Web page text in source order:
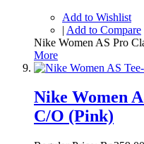
Add to Wishlist
| Add to Compare
Nike Women AS Pro
More
Nike Women
C/O (Pink)